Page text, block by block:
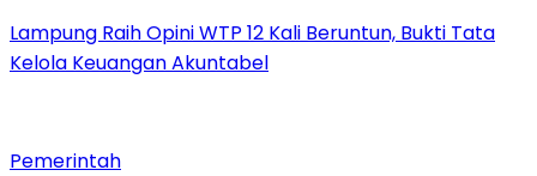
Lampung Raih Opini WTP 12 Kali Beruntun, Bukti Tata
Kelola Keuangan Akuntabel
Pemerintah